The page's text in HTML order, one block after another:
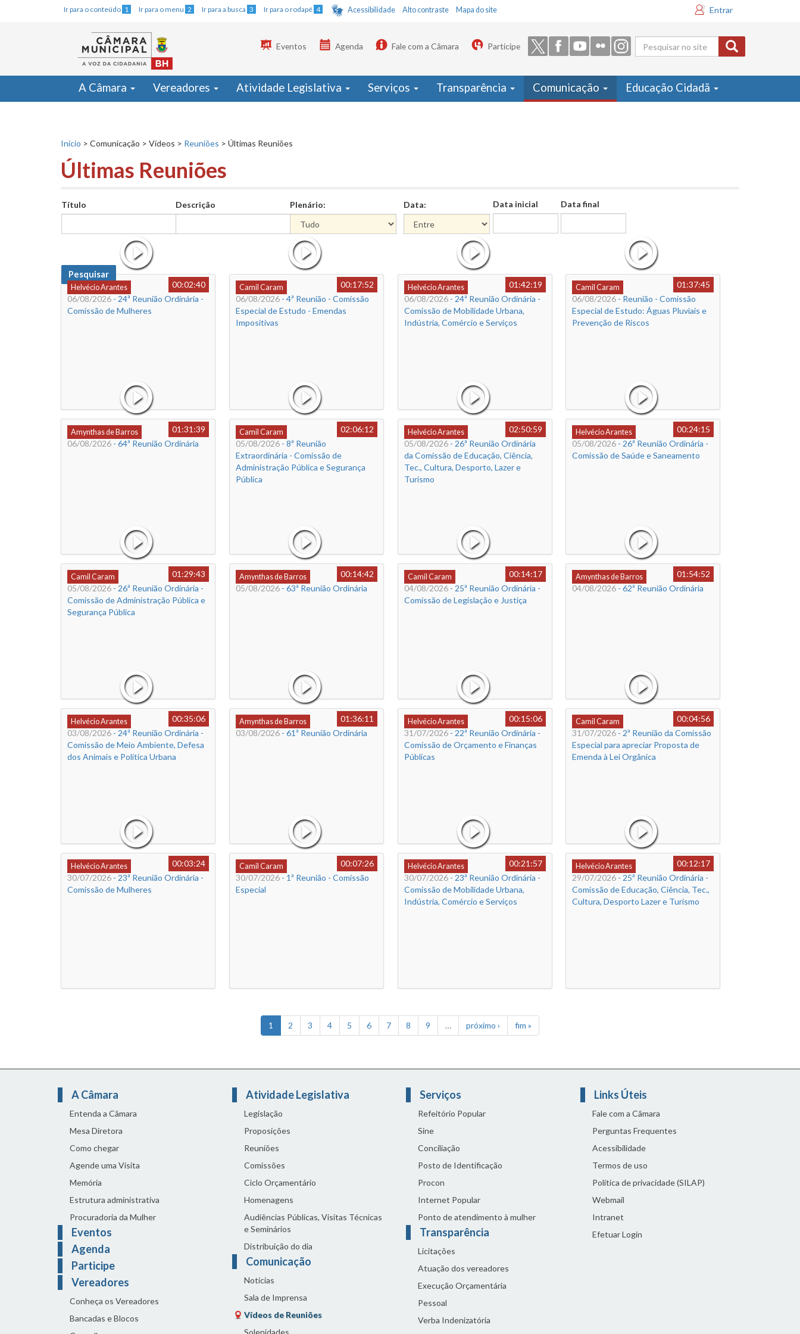
Ir para o conteúdo 1 Ir para o menu 2 Ir para a busca 3 Ir para o rodapé 4 Acessibilidade Alto contraste Mapa do site Entrar
Formulário
de busca
Eventos Agenda Fale com a Câmara Participe
A Câmara Vereadores Atividade Legislativa Serviços Transparência Comunicação Educação Cidadã
Início > Comunicação > Vídeos > Reuniões > Últimas Reuniões
Últimas Reuniões
Título Descrição Plenário: Data: Data inicial Data final
Pesquisar
Helvécio Arantes
00:02:40
06/08/2026 - 24ª Reunião Ordinária -
Comissão de Mulheres
Camil Caram
00:17:52
06/08/2026- 4ª Reunião - Comissão
Especial de Estudo - Emendas
Impositivas
Helvécio Arantes
01:42:19
06/08/2026- 24ª Reunião Ordinária -
Comissão de Mobilidade Urbana,
Indústria, Comércio e Serviços
Camil Caram
01:37:45
06/08/2026 - Reunião - Comissão
Especial de Estudo: Águas Pluviais e
Prevenção de Riscos
Amynthas de Barros
01:31:39
06/08/2026 - 64ª Reunião Ordinária
Camil Caram
02:06:12
05/08/2026- 8ª Reunião
Extraordinária - Comissão de
Administração Pública e Segurança
Pública
Helvécio Arantes
02:50:59
05/08/2026- 26ª Reunião Ordinária
da Comissão de Educação, Ciência,
Tec., Cultura, Desporto, Lazer e
Turismo
Helvécio Arantes
00:24:15
05/08/2026 - 26ª Reunião Ordinária -
Comissão de Saúde e Saneamento
Camil Caram
01:29:43
05/08/2026 - 26ª Reunião Ordinária -
Comissão de Administração Pública e
Segurança Pública
Amynthas de Barros
00:14:42
05/08/2026- 63ª Reunião Ordinária
Camil Caram
00:14:17
04/08/2026- 25ª Reunião Ordinária -
Comissão de Legislação e Justiça
Amynthas de Barros
01:54:52
04/08/2026 - 62ª Reunião Ordinária
Helvécio Arantes
00:35:06
03/08/2026 - 24ª Reunião Ordinária -
Comissão de Meio Ambiente, Defesa
dos Animais e Política Urbana
Amynthas de Barros
01:36:11
03/08/2026- 61ª Reunião Ordinária
Helvécio Arantes
00:15:06
31/07/2026- 22ª Reunião Ordinária -
Comissão de Orçamento e Finanças
Públicas
Camil Caram
00:04:56
31/07/2026 - 2ª Reunião da Comissão
Especial para apreciar Proposta de
Emenda à Lei Orgânica
Helvécio Arantes
00:03:24
30/07/2026 - 23ª Reunião Ordinária -
Comissão de Mulheres
Camil Caram
00:07:26
30/07/2026- 1ª Reunião - Comissão
Especial
Helvécio Arantes
00:21:57
30/07/2026- 23ª Reunião Ordinária -
Comissão de Mobilidade Urbana,
Indústria, Comércio e Serviços
Helvécio Arantes
00:12:17
29/07/2026 - 25ª Reunião Ordinária -
Comissão de Educação, Ciência, Tec.,
Cultura, Desporto Lazer e Turismo
1 2 3 4 5 6 7 8 9 … próximo › fim »
A Câmara
Entenda a Câmara
Mesa Diretora
Como chegar
Agende uma Visita
Memória
Estrutura administrativa
Procuradoria da Mulher
Eventos
Agenda
Participe
Vereadores
Conheça os Vereadores
Bancadas e Blocos
Atividade Legislativa
Legislação
Proposições
Reuniões
Comissões
Ciclo Orçamentário
Homenagens
Audiências Públicas, Visitas Técnicas
e Seminários
Distribuição do dia
Comunicação
Notícias
Sala de Imprensa
Vídeos de Reuniões
Solenidades
Serviços
Refeitório Popular
Sine
Conciliação
Posto de Identificação
Procon
Internet Popular
Ponto de atendimento à mulher
Transparência
Licitações
Atuação dos vereadores
Execução Orçamentária
Pessoal
Verba Indenizatória
Links Úteis
Fale com a Câmara
Perguntas Frequentes
Acessibilidade
Termos de uso
Política de privacidade (SILAP)
Webmail
Intranet
Efetuar Login